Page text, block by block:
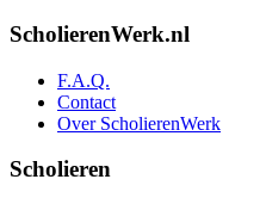
ScholierenWerk.nl
F.A.Q.
Contact
Over ScholierenWerk
Scholieren